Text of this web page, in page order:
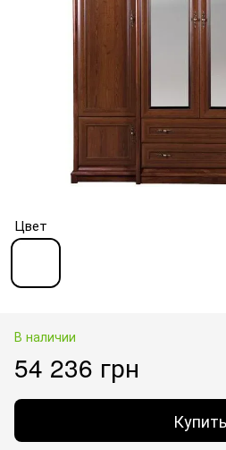
Цвет
В наличии
54 236 грн
Купить